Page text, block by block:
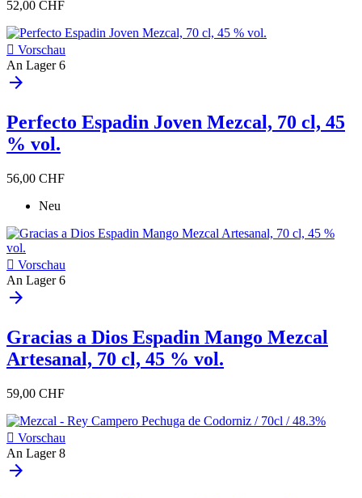
52,00 CHF
 Vorschau
An Lager 6
arrow_forward
Perfecto Espadin Joven Mezcal, 70 cl, 45
% vol.
56,00 CHF
Neu
 Vorschau
An Lager 6
arrow_forward
Gracias a Dios Espadin Mango Mezcal
Artesanal, 70 cl, 45 % vol.
59,00 CHF
 Vorschau
An Lager 8
arrow_forward